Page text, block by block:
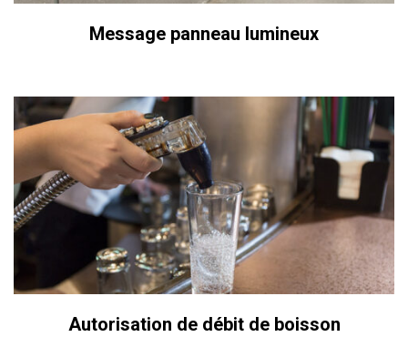
Message panneau lumineux
Autorisation de débit de boisson